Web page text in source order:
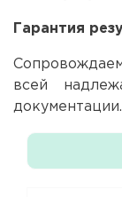
Гарантия
всей
документации.